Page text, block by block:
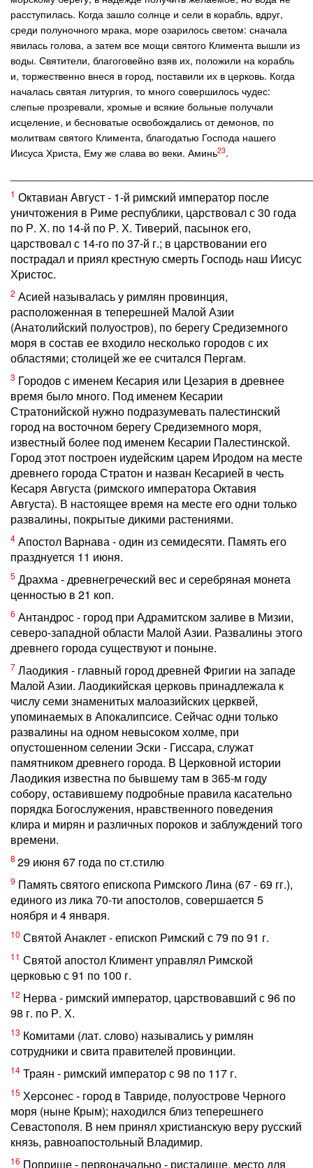
расступилась. Когда зашло солнце и сели в корабль, вдруг,
среди полуночного мрака, море озарилось светом: сначала
явилась голова, а затем все мощи святого Климента вышли из
воды. Святители, благоговейно взяв их, положили на корабль
и, торжественно внеся в город, поставили их в церковь. Когда
началась святая литургия, то много совершилось чудес:
слепые прозревали, хромые и всякие больные получали
исцеление, и бесноватые освобождались от демонов, по
молитвам святого Климента, благодатью Господа нашего
Иисуса Христа, Ему же слава во веки. Аминь23.
1 Октавиан Август - 1-й римский император после
уничтожения в Риме республики, царствовал с 30 года
по Р. Х. по 14-й по Р. Х. Тиверий, пасынок его,
царствовал с 14-го по 37-й г.; в царствовании его
пострадал и приял крестную смерть Господь наш Иисус
Христос.
2 Асией называлась у римлян провинция,
расположенная в теперешней Малой Азии
(Анатолийский полуостров), по берегу Средиземного
моря в состав ее входило несколько городов с их
областями; столицей же ее считался Пергам.
3 Городов с именем Кесария или Цезария в древнее
время было много. Под именем Кесарии
Стратонийской нужно подразумевать палестинский
город на восточном берегу Средиземного моря,
известный более под именем Кесарии Палестинской.
Город этот построен иудейским царем Иродом на месте
древнего города Стратон и назван Кесарией в честь
Кесаря Августа (римского императора Октавия
Августа). В настоящее время на месте его одни только
развалины, покрытые дикими растениями.
4 Апостол Варнава - один из семидесяти. Память его
празднуется 11 июня.
5 Драхма - древнегреческий вес и серебряная монета
ценностью в 21 коп.
6 Антандрос - город при Адрамитском заливе в Мизии,
северо-западной области Малой Азии. Развалины этого
древнего города существуют и поныне.
7 Лаодикия - главный город древней Фригии на западе
Малой Азии. Лаодикийская церковь принадлежала к
числу семи знаменитых малоазийских церквей,
упоминаемых в Апокалипсисе. Сейчас одни только
развалины на одном невысоком холме, при
опустошенном селении Эски - Гиссара, служат
памятником древнего города. В Церковной истории
Лаодикия известна по бывшему там в 365-м году
собору, оставившему подробные правила касательно
порядка Богослужения, нравственного поведения
клира и мирян и различных пороков и заблуждений того
времени.
8 29 июня 67 года по ст.стилю
9 Память святого епископа Римского Лина (67 - 69 гг.),
единого из лика 70-ти апостолов, совершается 5
ноября и 4 января.
10 Святой Анаклет - епископ Римский с 79 по 91 г.
11 Святой апостол Климент управлял Римской
церковью с 91 по 100 г.
12 Нерва - римский император, царствовавший с 96 по
98 г. по Р. Х.
13 Комитами (лат. слово) назывались у римлян
сотрудники и свита правителей провинции.
14 Траян - римский император с 98 по 117 г.
15 Херсонес - город в Тавриде, полуострове Черного
моря (ныне Крым); находился близ теперешнего
Севастополя. В нем принял христианскую веру русский
князь, равноапостольный Владимир.
16 Поприще - первоначально - ристалище, место для